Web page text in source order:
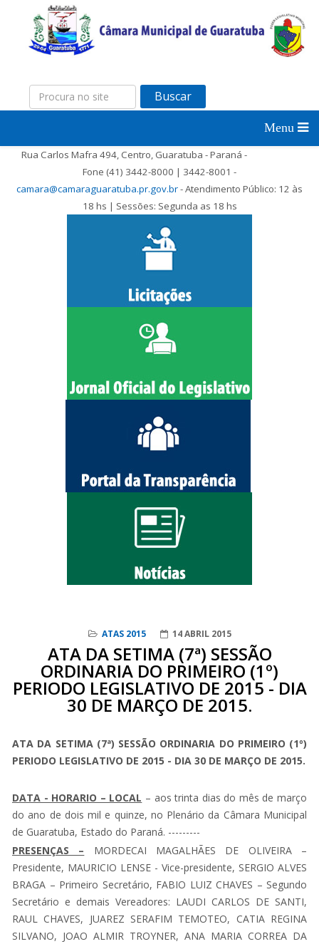
Buscar
Rua Carlos Mafra 494, Centro, Guaratuba - Paraná -
Fone (41) 3442-8000 | 3442-8001 -
camara@camaraguaratuba.pr.gov.br- Atendimento Público: 12 às
18 hs | Sessões: Segunda as 18 hs
ATAS 2015 14 ABRIL 2015
ATA DA SETIMA (7ª) SESSÃO
ORDINARIA DO PRIMEIRO (1º)
PERIODO LEGISLATIVO DE 2015 - DIA
30 DE MARÇO DE 2015.
ATA DA SETIMA (7ª) SESSÃO ORDINARIA DO PRIMEIRO (1º)
PERIODO LEGISLATIVO DE 2015 - DIA 30 DE MARÇO DE 2015.
DATA - HORARIO – LOCAL – aos trinta dias do mês de março
do ano de dois mil e quinze, no Plenário da Câmara Municipal
de Guaratuba, Estado do Paraná. ---------
PRESENÇAS – MORDECAI MAGALHÃES DE OLIVEIRA –
Presidente, MAURICIO LENSE - Vice-presidente, SERGIO ALVES
BRAGA – Primeiro Secretário, FABIO LUIZ CHAVES – Segundo
Secretário e demais Vereadores: LAUDI CARLOS DE SANTI,
RAUL CHAVES, JUAREZ SERAFIM TEMOTEO, CATIA REGINA
SILVANO, JOAO ALMIR TROYNER, ANA MARIA CORREA DA